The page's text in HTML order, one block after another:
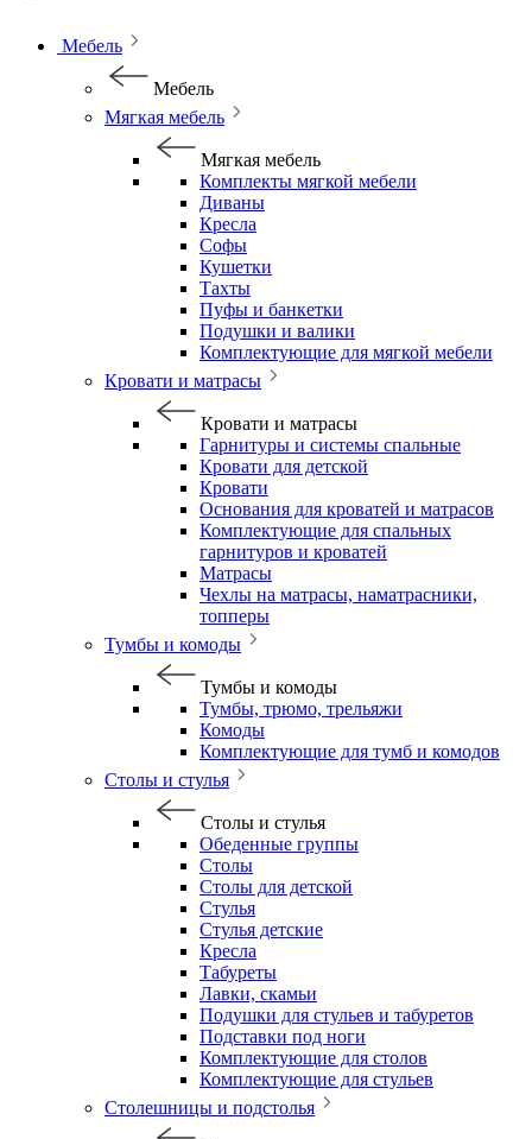
Мебель
Мебель
Мягкая мебель
Мягкая мебель
Комплекты мягкой мебели
Диваны
Кресла
Софы
Кушетки
Тахты
Пуфы и банкетки
Подушки и валики
Комплектующие для мягкой мебели
Кровати и матрасы
Кровати и матрасы
Гарнитуры и системы спальные
Кровати для детской
Кровати
Основания для кроватей и матрасов
Комплектующие для спальных
гарнитуров и кроватей
Матрасы
Чехлы на матрасы, наматрасники,
топперы
Тумбы и комоды
Тумбы и комоды
Тумбы, трюмо, трельяжи
Комоды
Комплектующие для тумб и комодов
Столы и стулья
Столы и стулья
Обеденные группы
Столы
Столы для детской
Стулья
Стулья детские
Кресла
Табуреты
Лавки, скамьи
Подушки для стульев и табуретов
Подставки под ноги
Комплектующие для столов
Комплектующие для стульев
Столешницы и подстолья